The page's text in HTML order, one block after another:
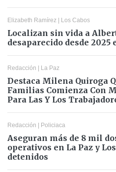
Elizabeth Ramírez | Los Cabos
Localizan sin vida a
desaparecido desde 2025
Redacción | La Paz
Destaca Milena Quiroga
Familias Comienza Con
Para Las Y Los
Redacción | Policiaca
Aseguran más de 8 mil
operativos en La Paz y
detenidos